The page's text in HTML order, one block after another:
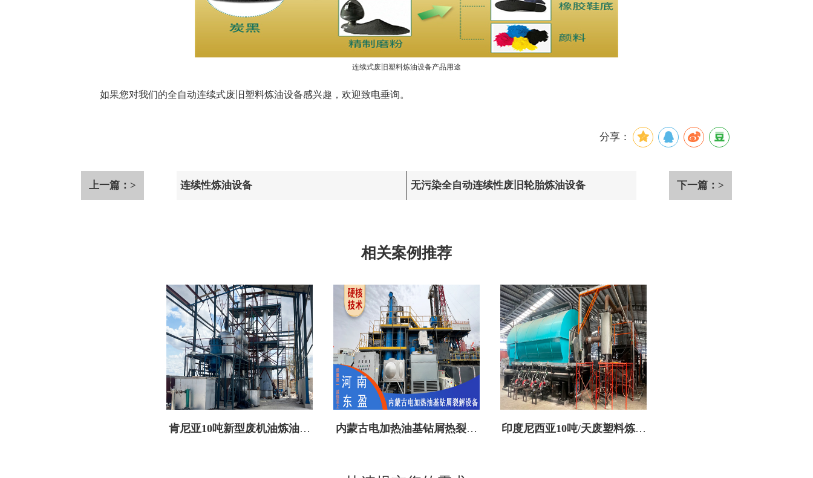
连续式废旧塑料炼油设备产品用途
如果您对我们的全自动连续式废旧塑料炼油设备感兴趣，欢迎致电垂询。
分享：
上一篇：> 连续性炼油设备 无污染全自动连续性废旧轮胎炼油设备 下一篇：>
相关案例推荐
肯尼亚10吨新型废机油炼油设
内蒙古电加热油基钻屑热裂解
印度尼西亚10吨/天废塑料炼油